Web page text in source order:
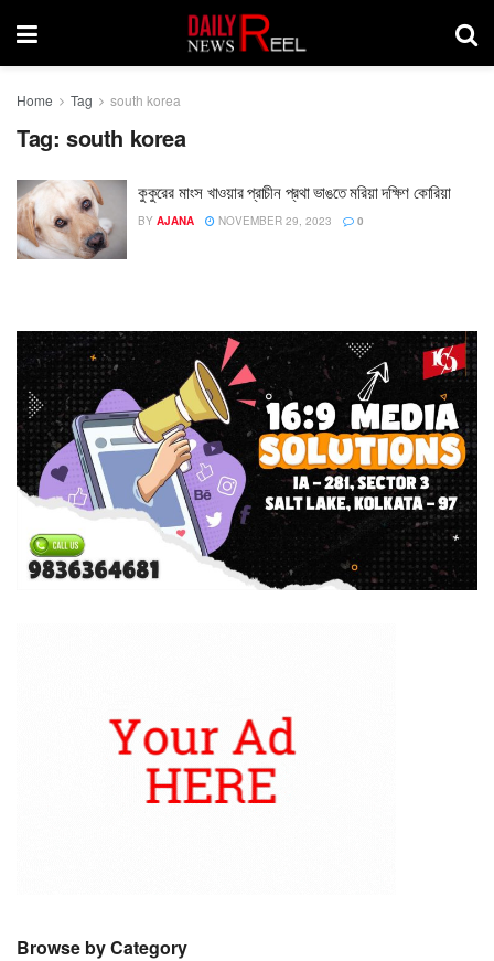
Home Tag south korea
Tag: south korea
কুকুরের মাংস খাওয়ার প্রাচীন প্রথা ভাঙতে মরিয়া দক্ষিণ কোরিয়া
BY AJANA NOVEMBER 29, 2023 0
Browse by Category